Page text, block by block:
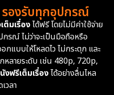
16
61
219
รองรับทุกอุปกรณ์
ต็มเรื่องได้ฟรี โดยไม่มีค่าใช้จ่าย
รณ์ ไม่ว่าจะเป็นมือถือหรือ
แบบให้โหลดไว ไม่กระตุก และ
หลายระดับ เช่น 480p, 720p,
งฟรีเต็มเรื่องได้อย่างลื่นไหล
วลา